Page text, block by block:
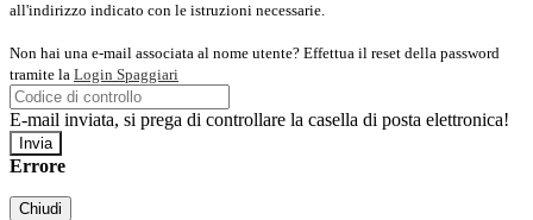
all'indirizzo indicato con le istruzioni necessarie.
Non hai una e-mail associata al nome utente? Effettua il reset della password
tramite la Login Spaggiari
E-mail inviata, si prega di controllare la casella di posta elettronica!
Errore
Chiudi